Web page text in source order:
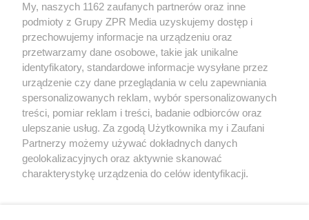
Żaden utwór zamieszczony w serwisie nie może być powielany i
rozpowszechniany lub dalej rozpowszechniany w jakikolwiek sposób (w
tym także elektroniczny lub mechaniczny) na jakimkolwiek polu
eksploatacji w jakiejkolwiek formie, włącznie z umieszczaniem w
Internecie bez pisemnej zgody właściciela praw. Jakiekolwiek użycie lub
wykorzystanie utworów w całości lub w części z naruszeniem prawa,
tzn. bez właściwej zgody, jest zabronione pod groźbą kary i może być
ścigane prawnie.
My, naszych 1162 zaufanych partnerów oraz inne
podmioty z Grupy ZPR Media uzyskujemy dostęp i
przechowujemy informacje na urządzeniu oraz
przetwarzamy dane osobowe, takie jak unikalne
identyfikatory, standardowe informacje wysyłane przez
urządzenie czy dane przeglądania w celu zapewniania
spersonalizowanych reklam, wybór spersonalizowanych
treści, pomiar reklam i treści, badanie odbiorców oraz
ulepszanie usług. Za zgodą Użytkownika my i Zaufani
Partnerzy możemy używać dokładnych danych
geolokalizacyjnych oraz aktywnie skanować
charakterystykę urządzenia do celów identyfikacji.